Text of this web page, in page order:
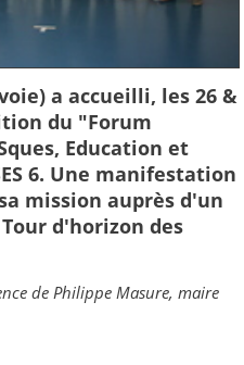
a accueilli, les 26 &
du "Forum
Education et
6. Une manifestation
mission auprès d'un
d'horizon des
de Philippe Masure, maire